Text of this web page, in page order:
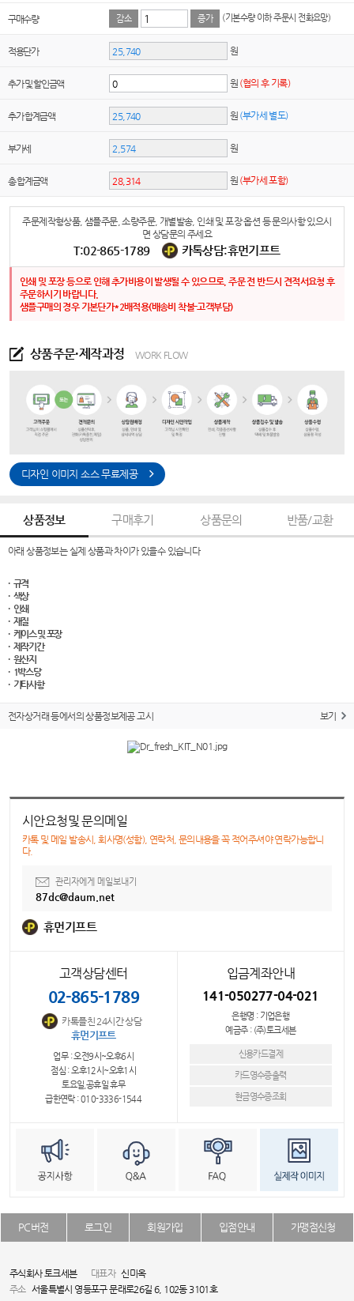
구매수량 감소 증가 (기본수량 이하 주문시 전화요망)
적용단가 원
추가 및 할인금액 원 (협의 후 기록)
추가 합계금액 원 (부가세 별도)
부가세 원
총 합계금액 원 (부가세 포함)
주문제작형상품, 샘플주문, 소량주문, 개별발송, 인쇄 및 포장 옵션 등 문의사항 있으시
면 상담문의 주세요
T:02-865-1789 카톡상담:휴먼기프트
인쇄 및 포장 등으로 인해 추가비용이 발생될 수 있으므로, 주문 전 반드시 견적서요청 후
주문하시기 바랍니다.
샘플구매의 경우 기본단가*2배적용(배송비 착불-고객부담)
상품주문·제작과정 WORK FLOW
디자인 이미지 소스 무료제공
상품정보 구매후기 상품문의 반품/교환
아래 상품정보는 실제 상품과 차이가 있을수 있습니다
· 규격
· 색상
· 인쇄
· 재질
· 케이스 및 포장
· 제작기간
· 원산지
· 1박스당
· 기타사항
전자상거래 등에서의 상품정보제공 고시 보기
시안요청및 문의메일
카톡 및 메일 발송시, 회사명(성함), 연락처, 문의내용을 꼭 적어주셔야 연락가능합니
다.
관리자에게 메일보내기
87dc@daum.net
휴먼기프트
고객상담센터
02-865-1789
카톡플친 24시간 상담
휴먼기프트
업무 : 오전9시~오후6시
점심 : 오후12시~오후1시
토요일,공휴일 휴무
급한연락 : 010-3336-1544
입금계좌안내
141-050277-04-021
은행명 : 기업은행
예금주 : (주)토크세븐
신용카드결제
카드영수증출력
현금영수증조회
PC버전 로그인 회원가입 입점안내 가맹점신청
주식회사 토크세븐 대표자 신미옥
주소 서울특별시 영등포구 문래로26길 6, 102동 3101호